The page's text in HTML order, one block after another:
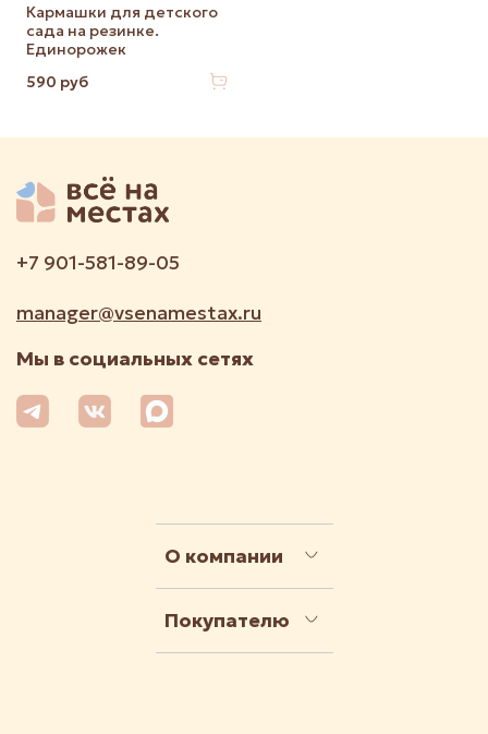
Кармашки для детского
сада на резинке.
Единорожек
590 руб
О компании
Покупателю
+7 901-581-89-05
manager@vsenamestax.ru
Мы в социальных сетях